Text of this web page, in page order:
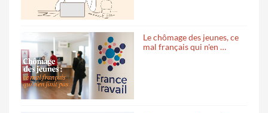
Le chômage des jeunes, ce
mal français qui n'en …